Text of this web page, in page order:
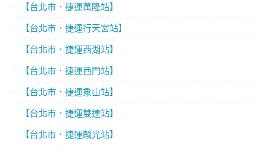
【台北市．捷運萬隆站】
【台北市．捷運行天宮站】
【台北市．捷運西湖站】
【台北市．捷運西門站】
【台北市．捷運象山站】
【台北市．捷運雙連站】
【台北市．捷運麟光站】